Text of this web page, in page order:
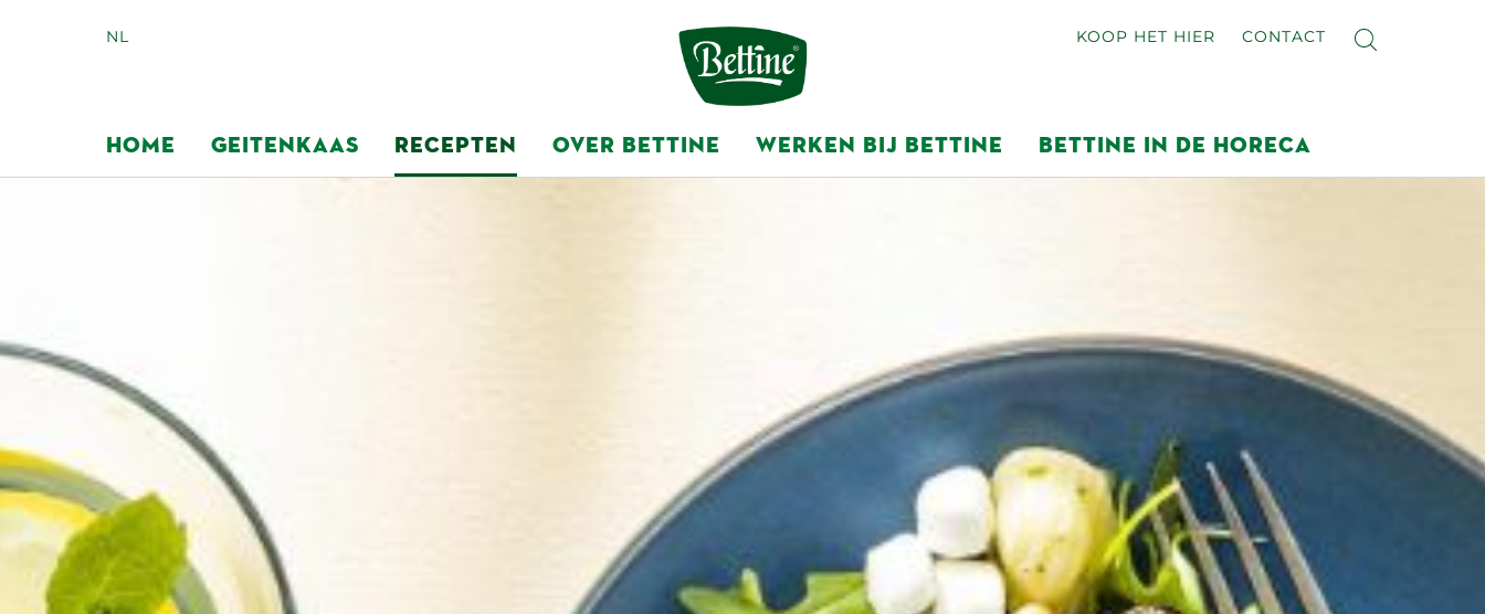
HOME GEITENKAAS RECEPTEN OVER BETTINE WERKEN BIJ BETTINE BETTINE IN DE HORECA
NL KOOP HET HIER CONTACT